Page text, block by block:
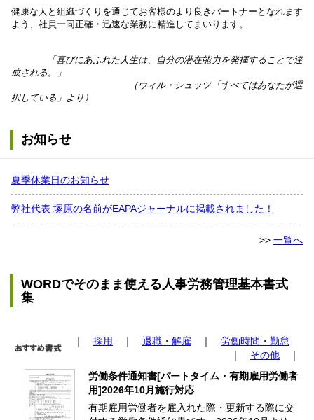
健康な人と組織づくりを通じてお客様のより良きパートナーとなれます
よう、社員一同正確・迅速な業務に精進してまいります。
「喜びにあふれた人生は、自分の潜在能力を発揮することで達
成される。」
（ウィル・シュッツ「すべてはあなたが選
択している」より）
お知らせ
夏季休業日のお知らせ
弊社代表 塚原の名前がEAPAジャーナルに掲載されました！
>> 一覧へ
WORDでそのまま使える人事労務管理基本書式
集
｜ 採用 ｜ 退職・解雇 ｜ 労働時間・勤怠
｜ その他 ｜
労働条件通知書[パートタイム・有期雇用労働者
用]2026年10月施行対応
有期雇用労働者を雇入れた際・更新する際に交